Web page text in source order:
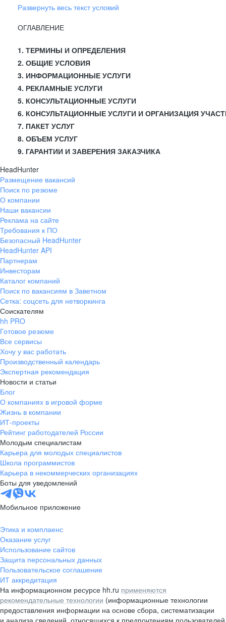
Развернуть весь текст условий
ОГЛАВЛЕНИЕ
1. ТЕРМИНЫ И ОПРЕДЕЛЕНИЯ
2. ОБЩИЕ УСЛОВИЯ
3. ИНФОРМАЦИОННЫЕ УСЛУГИ
4. РЕКЛАМНЫЕ УСЛУГИ
5. КОНСУЛЬТАЦИОННЫЕ УСЛУГИ
6. КОНСУЛЬТАЦИОННЫЕ УСЛУГИ И ОРГАНИЗАЦИЯ
7. ПАКЕТ УСЛУГ
8. ОБЪЕМ УСЛУГ
9. ГАРАНТИИ И ЗАВЕРЕНИЯ ЗАКАЗЧИКА
HeadHunter
Размещение вакансий
Поиск по резюме
О компании
Наши вакансии
Реклама на сайте
Требования к ПО
Безопасный HeadHunter
HeadHunter API
Партнерам
Инвесторам
Каталог компаний
Поиск по вакансиям в Заветном
Сетка: соцсеть для нетворкинга
Соискателям
hh PRO
Готовое резюме
Все сервисы
Хочу у вас работать
Производственный календарь
Экспертная рекомендация
Новости и статьи
Блог
О компаниях в игровой форме
Жизнь в компании
ИТ-проекты
Рейтинг работодателей России
Молодым специалистам
Карьера для молодых специалистов
Школа программистов
Карьера в некоммерческих организациях
Боты для уведомлений
Мобильное приложение
Этика и комплаенс
Оказание услуг
Использование сайтов
Защита персональных данных
Пользовательское соглашение
ИТ аккредитация
На информационном ресурсе hh.ru применяются
рекомендательные технологии (информационные технологии
предоставления информации на основе сбора, систематизации
и анализа сведений, относящихся к предпочтениям пользователей